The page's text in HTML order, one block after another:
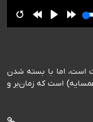
وابسته به واردات است، اما با بسته شدن
عملی نقل‌وانتقال پول، تنها راه باقی‌مانده مرزهای زمینی (با ۱۵ کشور همسایه) است که زمان‌بر و